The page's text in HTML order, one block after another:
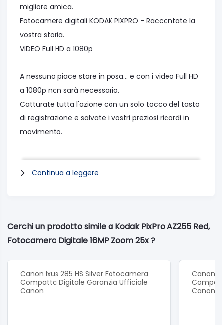
migliore amica.
Fotocamere digitali KODAK PIXPRO - Raccontate la
vostra storia.
VIDEO Full HD a 1080p
A nessuno piace stare in posa... e con i video Full HD
a 1080p non sarà necessario.
Catturate tutta l'azione con un solo tocco del tasto
di registrazione e salvate i vostri preziosi ricordi in
movimento.
Stabilizzazione ottica dell'immagine (OIS)
Batterie AA
LCD da 3" (460K pixel)
Continua a leggere
Cerchi un prodotto simile a Kodak PixPro AZ255 Red,
Fotocamera Digitale 16MP Zoom 25x ?
Canon Ixus 285 HS Silver Fotocamera
Compatta Digitale Garanzia Ufficiale
Canon
Canon
Canon